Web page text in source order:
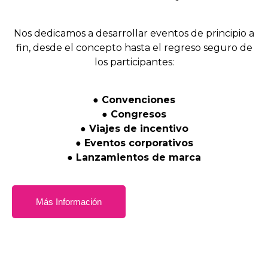
Nos dedicamos a desarrollar eventos de principio a
fin, desde el concepto hasta el regreso seguro de
los participantes:
● Convenciones
● Congresos
● Viajes de incentivo
● Eventos corporativos
● Lanzamientos de marca
Más Información